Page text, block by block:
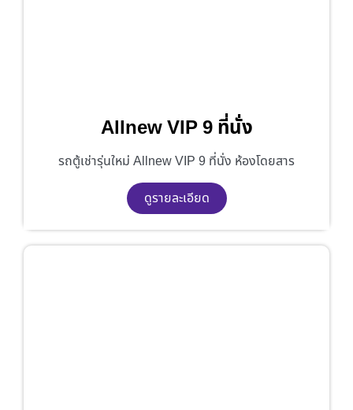
Allnew VIP 9 ที่นั่ง
รถตู้เช่ารุ่นใหม่ Allnew VIP 9 ที่นั่ง ห้องโดยสาร
ดูรายละเอียด